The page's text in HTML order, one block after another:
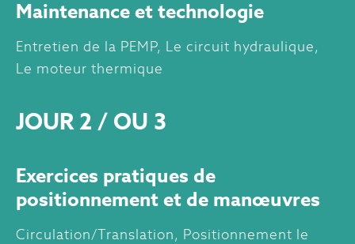
Maintenance et technologie
Entretien de la PEMP, Le circuit hydraulique,
Le moteur thermique
JOUR 2 / OU 3
Exercices pratiques de
positionnement et de manœuvres
Circulation/Translation, Positionnement le